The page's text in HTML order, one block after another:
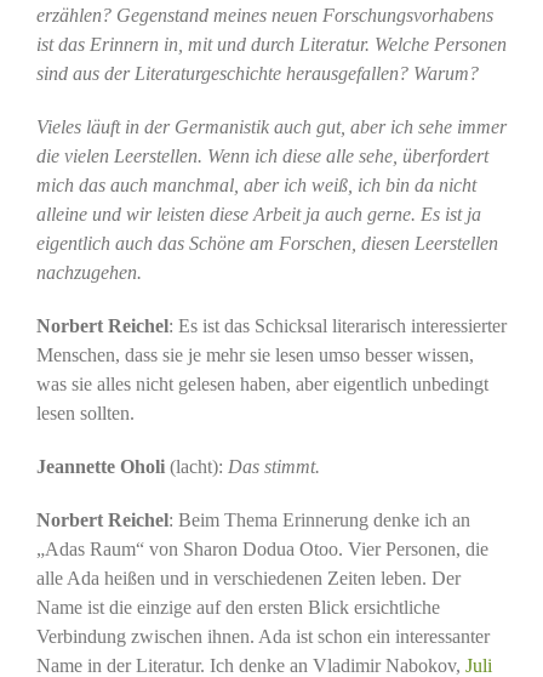
erzählen? Gegenstand meines neuen Forschungsvorhabens
ist das Erinnern in, mit und durch Literatur. Welche Personen
sind aus der Literaturgeschichte herausgefallen? Warum?
Vieles läuft in der Germanistik auch gut, aber ich sehe immer
die vielen Leerstellen. Wenn ich diese alle sehe, überfordert
mich das auch manchmal, aber ich weiß, ich bin da nicht
alleine und wir leisten diese Arbeit ja auch gerne. Es ist ja
eigentlich auch das Schöne am Forschen, diesen Leerstellen
nachzugehen.
Norbert Reichel: Es ist das Schicksal literarisch interessierter
Menschen, dass sie je mehr sie lesen umso besser wissen,
was sie alles nicht gelesen haben, aber eigentlich unbedingt
lesen sollten.
Jeannette Oholi (lacht): Das stimmt.
Norbert Reichel: Beim Thema Erinnerung denke ich an
„Adas Raum“ von Sharon Dodua Otoo. Vier Personen, die
alle Ada heißen und in verschiedenen Zeiten leben. Der
Name ist die einzige auf den ersten Blick ersichtliche
Verbindung zwischen ihnen. Ada ist schon ein interessanter
Name in der Literatur. Ich denke an Vladimir Nabokov, Juli